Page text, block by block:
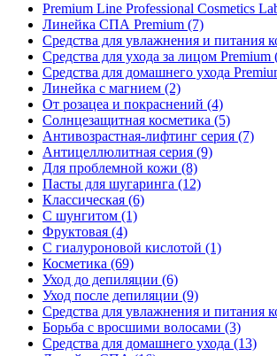
Premium Line Professional Cosmetics
Линейка СПА Premium (7)
Средства для увлажнения и питания
Средства для ухода за лицом Premium
Средства для домашнего ухода
Линейка с магнием (2)
От розацеа и покраснений (4)
Солнцезащитная косметика (5)
Антивозрастная-лифтинг серия (7)
Антицеллюлитная серия (9)
Для проблемной кожи (8)
Пасты для шугаринга (12)
Классическая (6)
С шунгитом (1)
Фруктовая (4)
C гиалуроновой кислотой (1)
Косметика (69)
Уход до депиляции (6)
Уход после депиляции (9)
Средства для увлажнения и питания
Борьба с вросшими волосами (3)
Средства для домашнего ухода (13)